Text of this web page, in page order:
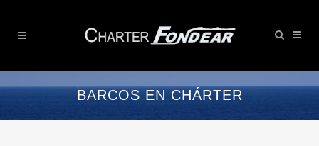
BARCOS EN CHÁRTER